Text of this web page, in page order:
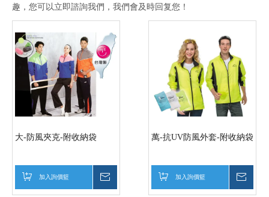
趣，您可以立即諮詢我們，我們會及時回复您！
大-防風夾克-附收納袋
加入詢價籃
萬-抗UV防風外套-附收納袋
加入詢價籃